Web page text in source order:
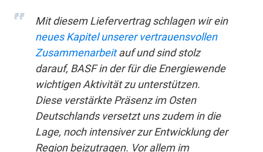
Mit diesem Liefervertrag schlagen wir ein
neues Kapitel unserer vertrauensvollen
Zusammenarbeitauf und sind stolz
darauf, BASF in der für die Energiewende
wichtigen Aktivität zu unterstützen.
Diese verstärkte Präsenz im Osten
Deutschlands versetzt uns zudem in die
Lage, noch intensiver zur Entwicklung der
Region beizutragen. Vor allem im